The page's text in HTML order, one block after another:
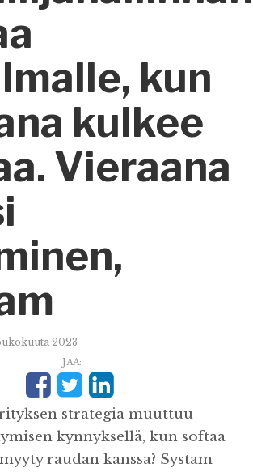
kun
kulkee
Vieraana
2023
JAA:
strategia muuttuu
kynnyksellä, kun softaa
raudan kanssa? Systam